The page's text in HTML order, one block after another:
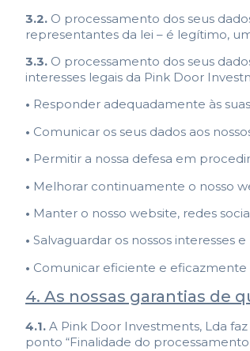
3.2. O processamento dos seus
representantes da lei – é legítimo,
3.3. O processamento dos seus
interesses legais da Pink Door
• Responder adequadamente às
• Comunicar os seus dados aos
• Permitir a nossa defesa em
• Melhorar continuamente o nosso
• Manter o nosso website, redes
• Salvaguardar os nossos interesses
• Comunicar eficiente e eficazmente
4. As nossas garantias de
4.1. A Pink Door Investments, Lda
ponto “Finalidade do processamento